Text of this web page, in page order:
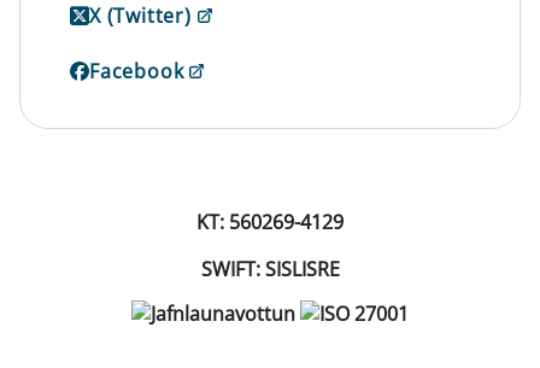
X (Twitter)
Facebook
KT: 560269-4129
SWIFT: SISLISRE